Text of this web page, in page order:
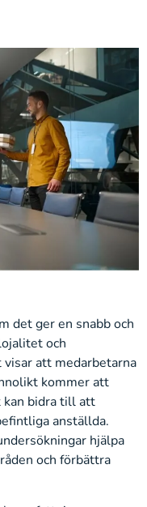
det ger en snabb och
och
att medarbetarna
kommer att
kan bidra till att
anställda.
hjälpa
och förbättra